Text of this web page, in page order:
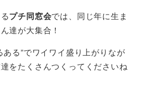
プチ同窓会では、同じ年に生ま
達が大集合！
ある”でワイワイ盛り上がりなが
をたくさんつくってくださいね